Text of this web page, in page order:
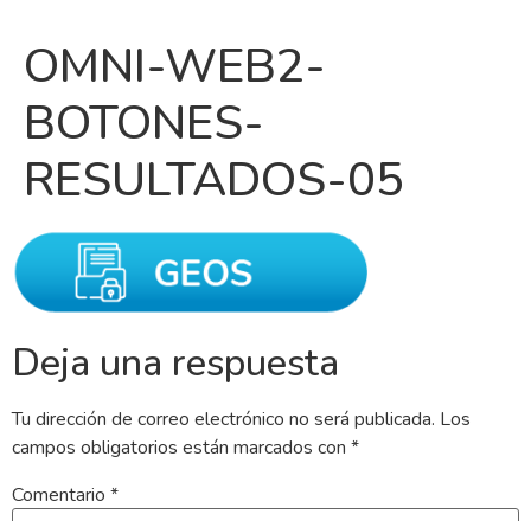
OMNI-WEB2-
BOTONES-
RESULTADOS-05
Deja una respuesta
Tu dirección de correo electrónico no será publicada. Los
campos obligatorios están marcados con *
Comentario *